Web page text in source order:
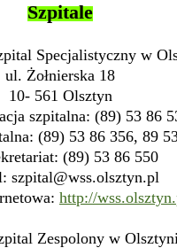
Szpitale
Specjalistyczny w
ul. Żołnierska 18
10- 561 Olsztyn
szpitalna: (89) 53 86
(89) 53 86 356, 89
(89) 53 86 550
szpital@wss.olsztyn.pl
http://
Zespolony w